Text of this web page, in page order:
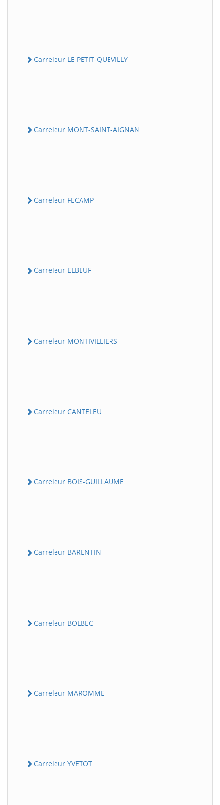
Carreleur LE PETIT-QUEVILLY
Carreleur MONT-SAINT-AIGNAN
Carreleur FECAMP
Carreleur ELBEUF
Carreleur MONTIVILLIERS
Carreleur CANTELEU
Carreleur BOIS-GUILLAUME
Carreleur BARENTIN
Carreleur BOLBEC
Carreleur MAROMME
Carreleur YVETOT